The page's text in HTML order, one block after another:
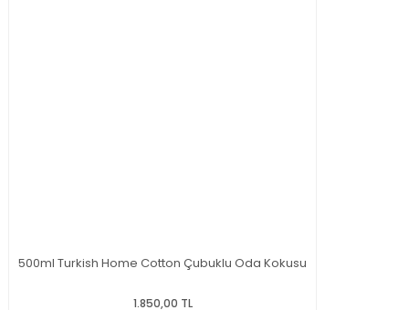
500ml Turkish Home Cotton Çubuklu Oda Kokusu
1.850,00 TL